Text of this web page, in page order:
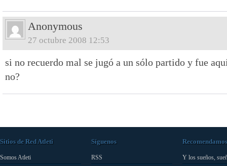
Anonymous
27 octubre 2008 12:53
si no recuerdo mal se jugó a un sólo partido y fue
no?
Sitios de Red Atleti
Somos Atleti
Síguenos
RSS
Recomendamos
Y los sueños,